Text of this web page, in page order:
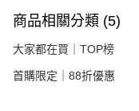
商品相關分類 (5)
大家都在買｜TOP榜
首購限定｜88折優惠